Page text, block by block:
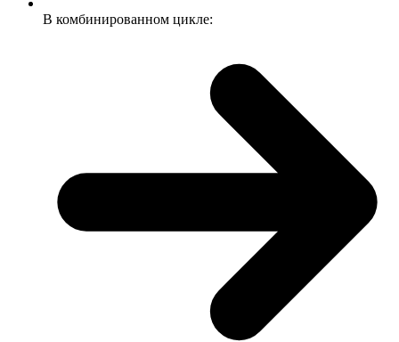
В комбинированном цикле: